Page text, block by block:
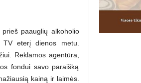
paauglių alkoholio
eterį dienos metu.
Reklamos agentūra,
fondui savo paraišką
kainą ir laimės.